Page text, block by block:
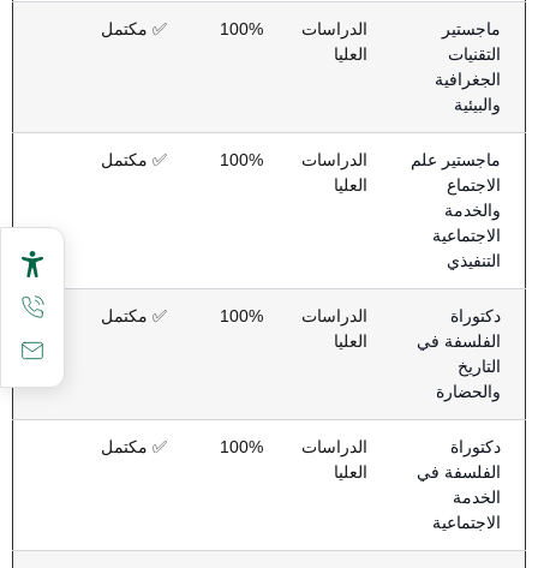
ماجستير
التقنيات
الجغرافية
والبيئية
الدراسات
العليا
100% ✅ مكتمل
ماجستير علم
الاجتماع
والخدمة
الاجتماعية
التنفيذي
الدراسات
العليا
100% ✅ مكتمل
دكتوراة
الفلسفة في
التاريخ
والحضارة
الدراسات
العليا
100% ✅ مكتمل
دكتوراة
الفلسفة في
الخدمة
الاجتماعية
الدراسات
العليا
100% ✅ مكتمل